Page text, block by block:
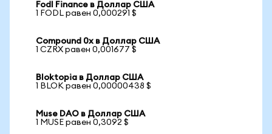
Fodl Finance в Доллар США
1 FODL равен 0,000291 $
Compound 0x в Доллар США
1 CZRX равен 0,001677 $
Bloktopia в Доллар США
1 BLOK равен 0,00000438 $
Muse DAO в Доллар США
1 MUSE равен 0,3092 $